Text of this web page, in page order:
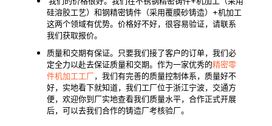
硅溶胶工艺）和钢精密铸件（采用覆膜砂铸造）+机加工
这两个领域有优势。价格好不好，很容易验证，请联系
我们获取报价。
质量和交期有保证。只要我们接了客户的订单，我们必
定全力以赴去保证质量和交期。作为一家优秀的精密零
件机加工工厂，我们有完善的质量控制体系，质量好不
好，实地看下就知道，我们工厂位于浙江宁波，交通方
便，欢迎你到厂实地查看我们质量水平，合作正式开展
后，可以去我们合作的铸造厂考核验厂。